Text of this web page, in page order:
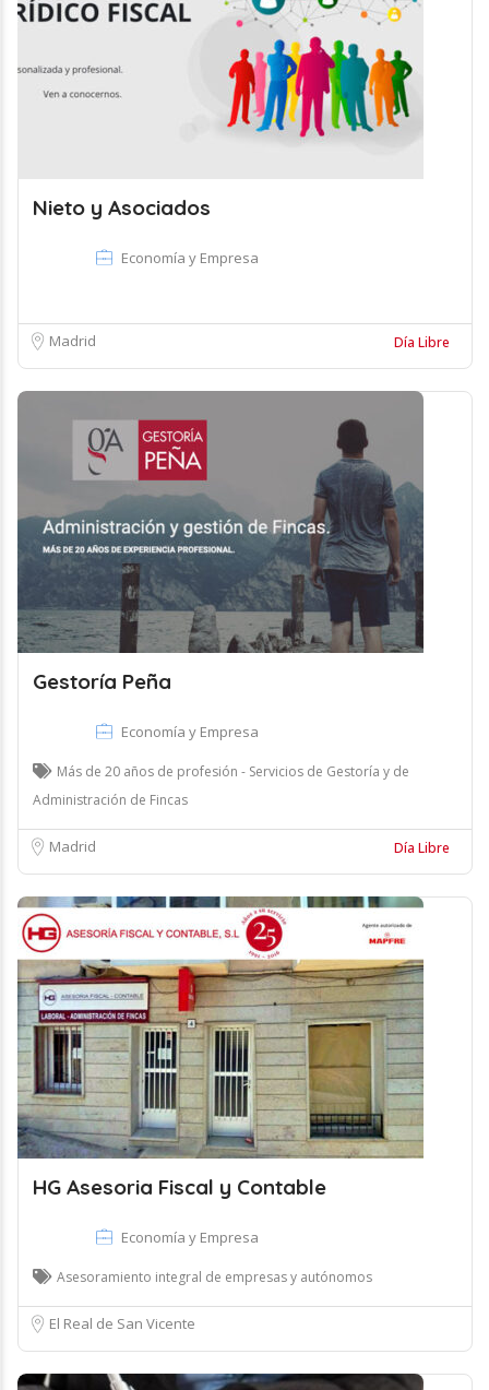
Nieto y Asociados
Economía y Empresa
Madrid Día Libre
Gestoría Peña
Economía y Empresa
Más de 20 años de profesión - Servicios de Gestoría y de
Administración de Fincas
Madrid Día Libre
HG Asesoria Fiscal y Contable
Economía y Empresa
Asesoramiento integral de empresas y autónomos
El Real de San Vicente